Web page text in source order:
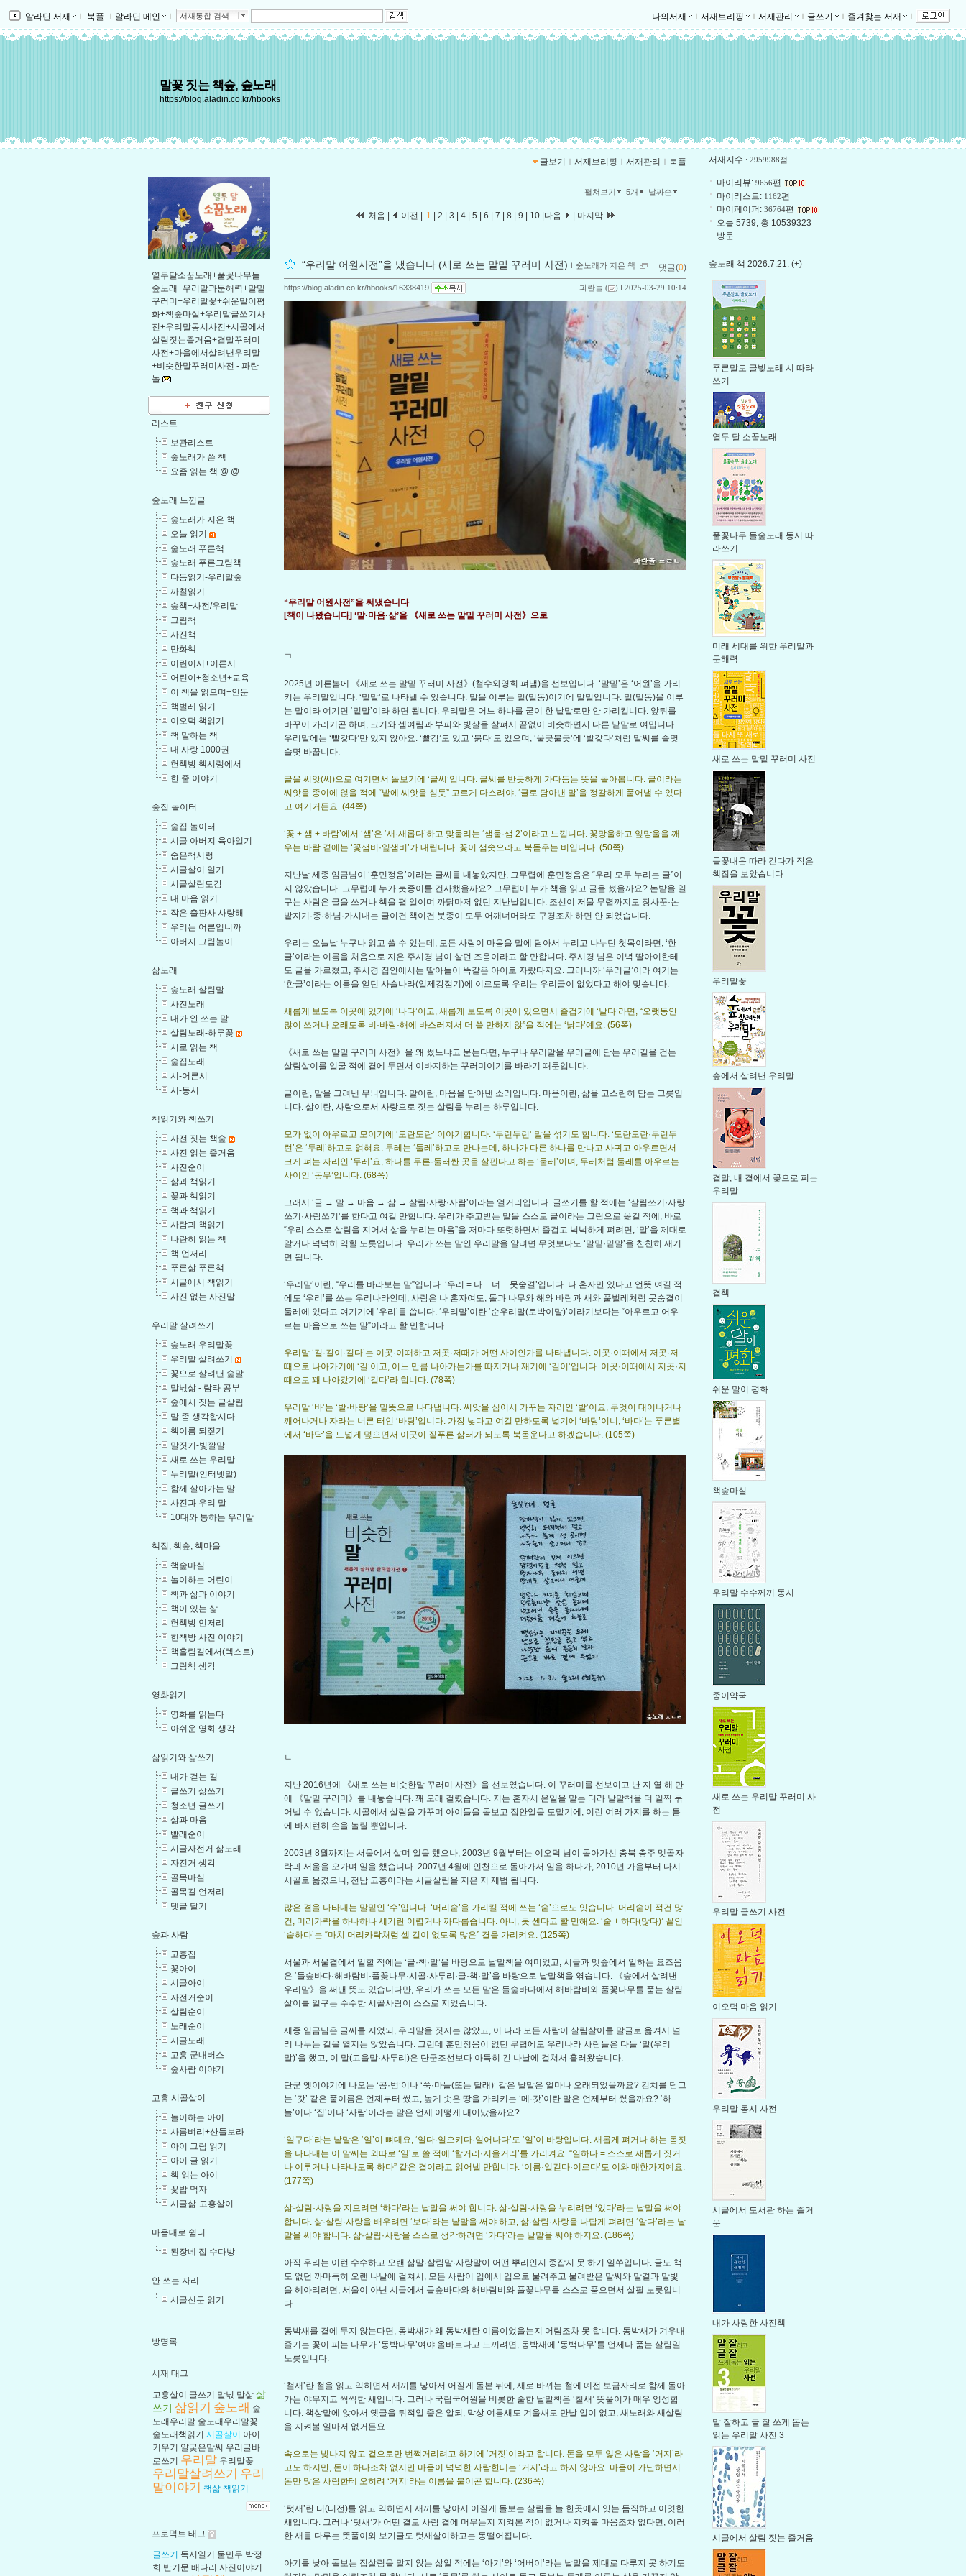
알라딘 서재 ｌ 북플 ｌ 알라딘 메인 ｌ 서재통합 검색 나의서재 ｌ 서재브리핑 ｌ 서재관리 ｌ 글쓰기 ｌ 즐겨찾는 서재 ｌ
말꽃 짓는 책숲, 숲노래
https://blog.aladin.co.kr/hbooks
글보기 ｌ 서재브리핑 ｌ 서재관리 ｌ 북플
열두달소꿉노래+풀꽃나무들
숲노래+우리말과문해력+말밑
꾸러미+우리말꽃+쉬운말이평
화+책숲마실+우리말글쓰기사
전+우리말동시사전+시골에서
살림짓는즐거움+겹말꾸러미
사전+마을에서살려낸우리말
+비슷한말꾸러미사전 - 파란
놀
리스트
보관리스트
숲노래가 쓴 책
요즘 읽는 책 @.@
숲노래 느낌글
숲노래가 지은 책
오늘 읽기
숲노래 푸른책
숲노래 푸른그림책
다듬읽기-우리말숲
까칠읽기
숲책+사전/우리말
그림책
사진책
만화책
어린이시+어른시
어린이+청소년+교육
이 책을 읽으며+인문
책벌레 읽기
이오덕 책읽기
책 말하는 책
내 사랑 1000권
헌책방 책시렁에서
한 줄 이야기
숲집 놀이터
숲집 놀이터
시골 아버지 육아일기
숨은책시렁
시골살이 일기
시골살림도감
내 마음 읽기
작은 출판사 사랑해
우리는 어른입니까
아버지 그림놀이
삶노래
숲노래 살림말
사진노래
내가 안 쓰는 말
살림노래-하루꽃
시로 읽는 책
숲집노래
시-어른시
시-동시
책읽기와 책쓰기
사전 짓는 책숲
사진 읽는 즐거움
사진순이
삶과 책읽기
꽃과 책읽기
책과 책읽기
사람과 책읽기
나란히 읽는 책
책 언저리
푸른삶 푸른책
시골에서 책읽기
사진 없는 사진말
우리말 살려쓰기
숲노래 우리말꽃
우리말 살려쓰기
꽃으로 살려낸 숲말
말넋삶 - 람타 공부
숲에서 짓는 글살림
말 좀 생각합시다
책이름 되짚기
말짓기-빛깔말
새로 쓰는 우리말
누리말(인터넷말)
함께 살아가는 말
사진과 우리 말
10대와 통하는 우리말
책집, 책숲, 책마을
책숲마실
놀이하는 어린이
책과 삶과 이야기
책이 있는 삶
헌책방 언저리
헌책방 사진 이야기
책홀림길에서(텍스트)
그림책 생각
영화읽기
영화를 읽는다
아쉬운 영화 생각
삶읽기와 삶쓰기
내가 걷는 길
글쓰기 삶쓰기
청소년 글쓰기
삶과 마음
빨래순이
시골자전거 삶노래
자전거 생각
골목마실
골목길 언저리
댓글 달기
숲과 사람
고흥집
꽃아이
시골아이
자전거순이
살림순이
노래순이
시골노래
고흥 군내버스
숲사람 이야기
고흥 시골살이
놀이하는 아이
사름벼리+산들보라
아이 그림 읽기
아이 글 읽기
책 읽는 아이
꽃밥 먹자
시골삶-고흥살이
마음대로 쉼터
된장네 집 수다방
안 쓰는 자리
시골신문 읽기
방명록
서재 태그
고흥살이 글쓰기 말넋 말삶 삶
쓰기 삶읽기 숲노래 숲
노래우리말 숲노래우리말꽃
숲노래책읽기 시골살이
아이
키우기
얄궂은말씨 우리글바
로쓰기
우리말 우리말꽃
우리말살려쓰기
우리
말이야기
책삶 책읽기
프로덕트 태그
글쓰기 독서일기 물만두 박정
희 반기문 배다리 사진이야기
펼쳐보기 5개 날짜순
처음 | 이전 | 1 2 3 4 5 6 7 8 9 10 다음 마지막
“우리말 어원사전”을 냈습니다 (새로 쓰는 말밑 꾸러미 사전) ｌ 숲노래가 지은 책 댓글(0)
파란놀 ( ) l 2025-03-29 10:14
https://blog.aladin.co.kr/hbooks/16338419
“우리말 어원사전”을 써냈습니다
[책이 나왔습니다] ‘말·마음·삶’을 《새로 쓰는 말밑 꾸러미 사전》으로
ㄱ
2025년 이른봄에 《새로 쓰는 말밑 꾸러미 사전》(철수와영희 펴냄)을 선보입니다. ‘말밑’은 ‘어원’을 가리
키는 우리말입니다. ‘밑말’로 나타낼 수 있습니다. 말을 이루는 밑(밑동)이기에 말밑입니다. 밑(밑동)을 이루
는 말이라 여기면 ‘밑말’이라 하면 됩니다. 우리말은 어느 하나를 굳이 한 낱말로만 안 가리킵니다. 앞뒤를
바꾸어 가리키곤 하며, 크기와 셈여림과 부피와 빛살을 살펴서 끝없이 비슷하면서 다른 낱말로 여밉니다.
우리말에는 ‘빨갛다’만 있지 않아요. ‘빨강’도 있고 ‘붉다’도 있으며, ‘울긋불긋’에 ‘발갛다’처럼 말씨를 슬몃
슬몃 바꿉니다.
글을 씨앗(씨)으로 여기면서 돌보기에 ‘글씨’입니다. 글씨를 반듯하게 가다듬는 뜻을 돌아봅니다. 글이라는
씨앗을 종이에 얹을 적에 “밭에 씨앗을 심듯” 고르게 다스려야, ‘글로 담아낸 말’을 정갈하게 풀어낼 수 있다
고 여기거든요. (44쪽)
‘꽃 + 샘 + 바람’에서 ‘샘’은 ‘새·새롭다’하고 맞물리는 ‘샘물·샘 2’이라고 느낍니다. 꽃망울하고 잎망울을 깨
우는 바람 곁에는 ‘꽃샘비·잎샘비’가 내립니다. 꽃이 샘솟으라고 북돋우는 비입니다. (50쪽)
지난날 세종 임금님이 ‘훈민정음’이라는 글씨를 내놓았지만, 그무렵에 훈민정음은 “우리 모두 누리는 글”이
지 않았습니다. 그무렵에 누가 붓종이를 건사했을까요? 그무렵에 누가 책을 읽고 글을 썼을까요? 논밭을 일
구는 사람은 글을 쓰거나 책을 펼 일이며 까닭마저 없던 지난날입니다. 조선이 저물 무렵까지도 장사꾼·논
밭지기·종·하님·가시내는 글이건 책이건 붓종이 모두 어깨너머라도 구경조차 하면 안 되었습니다.
우리는 오늘날 누구나 읽고 쓸 수 있는데, 모든 사람이 마음을 말에 담아서 누리고 나누던 첫목이라면, ‘한
글’이라는 이름을 처음으로 지은 주시경 님이 살던 즈음이라고 할 만합니다. 주시경 님은 이녁 딸아이한테
도 글을 가르쳤고, 주시경 집안에서는 딸아들이 똑같은 아이로 자랐다지요. 그러니까 ‘우리글’이라 여기는
‘한글’이라는 이름을 얻던 사슬나라(일제강점기)에 이르도록 우리는 우리글이 없었다고 해야 맞습니다.
새롭게 보도록 이곳에 있기에 ‘나다’이고, 새롭게 보도록 이곳에 있으면서 즐겁기에 ‘날다’라면, “오랫동안
많이 쓰거나 오래도록 비·바람·해에 바스러져서 더 쓸 만하지 않”을 적에는 ‘낡다’예요. (56쪽)
《새로 쓰는 말밑 꾸러미 사전》을 왜 썼느냐고 묻는다면, 누구나 우리말을 우리글에 담는 우리길을 걷는
살림살이를 일굴 적에 곁에 두면서 이바지하는 꾸러미이기를 바라기 때문입니다.
글이란, 말을 그려낸 무늬입니다. 말이란, 마음을 담아낸 소리입니다. 마음이란, 삶을 고스란히 담는 그릇입
니다. 삶이란, 사람으로서 사랑으로 짓는 살림을 누리는 하루입니다.
모가 없이 아우르고 모이기에 ‘도란도란’ 이야기합니다. ‘두런두런’ 말을 섞기도 합니다. ‘도란도란·두런두
런’은 ‘두레’하고도 얽혀요. 두레는 ‘둘레’하고도 만나는데, 하나가 다른 하나를 만나고 사귀고 아우르면서
크게 펴는 자리인 ‘두레’요, 하나를 두른·둘러싼 곳을 살핀다고 하는 ‘둘레’이며, 두레처럼 둘레를 아우르는
사이인 ‘동무’입니다. (68쪽)
그래서 ‘글 → 말 → 마음 → 삶 → 살림·사랑·사람’이라는 얼거리입니다. 글쓰기를 할 적에는 ‘살림쓰기·사랑
쓰기·사람쓰기’를 한다고 여길 만합니다. 우리가 주고받는 말을 스스로 글이라는 그림으로 옮길 적에, 바로
“우리 스스로 살림을 지어서 삶을 누리는 마음”을 저마다 또렷하면서 즐겁고 넉넉하게 펴려면, ‘말’을 제대로
알거나 넉넉히 익힐 노릇입니다. 우리가 쓰는 말인 우리말을 알려면 무엇보다도 ‘말밑·밑말’을 찬찬히 새기
면 됩니다.
‘우리말’이란, “우리를 바라보는 말”입니다. ‘우리 = 나 + 너 + 뭇숨결’입니다. 나 혼자만 있다고 언뜻 여길 적
에도 ‘우리’를 쓰는 우리나라인데, 사람은 나 혼자여도, 돌과 나무와 해와 바람과 새와 풀벌레처럼 뭇숨결이
둘레에 있다고 여기기에 ‘우리’를 씁니다. ‘우리말’이란 ‘순우리말(토박이말)’이라기보다는 “아우르고 어우
르는 마음으로 쓰는 말”이라고 할 만합니다.
우리말 ‘길·길이·길다’는 이곳·이때하고 저곳·저때가 어떤 사이인가를 나타냅니다. 이곳·이때에서 저곳·저
때으로 나아가기에 ‘길’이고, 어느 만큼 나아가는가를 따지거나 재기에 ‘길이’입니다. 이곳·이때에서 저곳·저
때으로 꽤 나아갔기에 ‘길다’라 합니다. (78쪽)
우리말 ‘바’는 ‘밭·바탕’을 밑뜻으로 나타냅니다. 씨앗을 심어서 가꾸는 자리인 ‘밭’이요, 무엇이 태어나거나
깨어나거나 자라는 너른 터인 ‘바탕’입니다. 가장 낮다고 여길 만하도록 넓기에 ‘바탕’이니, ‘바다’는 푸른별
에서 ‘바닥’을 드넓게 덮으면서 이곳이 짙푸른 삶터가 되도록 북돋운다고 하겠습니다. (105쪽)
ㄴ
지난 2016년에 《새로 쓰는 비슷한말 꾸러미 사전》을 선보였습니다. 이 꾸러미를 선보이고 난 지 열 해 만
에 《말밑 꾸러미》를 내놓습니다. 꽤 오래 걸렸습니다. 저는 혼자서 온일을 맡는 터라 낱말책을 더 일찍 묶
어낼 수 없습니다. 시골에서 살림을 가꾸며 아이들을 돌보고 집안일을 도맡기에, 이런 여러 가지를 하는 틈
에 바지런히 손을 놀릴 뿐입니다.
2003년 8월까지는 서울에서 살며 일을 했으나, 2003년 9월부터는 이오덕 님이 돌아가신 충북 충주 멧골자
락과 서울을 오가며 일을 했습니다. 2007년 4월에 인천으로 돌아가서 일을 하다가, 2010년 가을부터 다시
시골로 옮겼으니, 전남 고흥이라는 시골살림을 지은 지 제법 됩니다.
많은 결을 나타내는 말밑인 ‘수’입니다. ‘머리숱’을 가리킬 적에 쓰는 ‘숱’으로도 잇습니다. 머리숱이 적건 많
건, 머리카락을 하나하나 세기란 어렵거나 까다롭습니다. 아니, 못 센다고 할 만해요. ‘숱 + 하다(많다)’ 꼴인
‘숱하다’는 “마치 머리카락처럼 셀 길이 없도록 많은” 결을 가리켜요. (125쪽)
서울과 서울곁에서 일할 적에는 ‘글·책·말’을 바탕으로 낱말책을 여미었고, 시골과 멧슾에서 일하는 요즈음
은 ‘들숲바다·해바람비·풀꽃나무·시골·사투리·글·책·말’을 바탕으로 낱말책을 엮습니다. 《숲에서 살려낸
우리말》을 써낸 뜻도 있습니다만, 우리가 쓰는 모든 말은 들숲바다에서 해바람비와 풀꽃나무를 품는 살림
살이를 일구는 수수한 시골사람이 스스로 지었습니다.
세종 임금님은 글씨를 지었되, 우리말을 짓지는 않았고, 이 나라 모든 사람이 살림살이를 말글로 옮겨서 널
리 나누는 길을 열지는 않았습니다. 그런데 훈민정음이 없던 무렵에도 우리나라 사람들은 다들 ‘말(우리
말)’을 했고, 이 말(고을말·사투리)은 단군조선보다 아득히 긴 나날에 걸쳐서 흘러왔습니다.
단군 옛이야기에 나오는 ‘곰·범’이나 ‘쑥·마늘(또는 달래)’ 같은 낱말은 얼마나 오래되었을까요? 김치를 담그
는 ‘갓’ 같은 풀이름은 언제부터 썼고, 높게 솟은 땅을 가리키는 ‘메·갓’이란 말은 언제부터 썼을까요? ‘하
늘’이나 ‘집’이나 ‘사람’이라는 말은 언제 어떻게 태어났을까요?
‘일구다’라는 낱말은 ‘일’이 뼈대요, ‘일다·일으키다·일어나다’도 ‘일’이 바탕입니다. 새롭게 펴거나 하는 몸짓
을 나타내는 이 말씨는 외따로 ‘일’로 쓸 적에 ‘할거리·지을거리’를 가리켜요. “일하다 = 스스로 새롭게 짓거
나 이루거나 나타나도록 하다” 같은 결이라고 읽어낼 만합니다. ‘이름·일컫다·이르다’도 이와 매한가지예요.
(177쪽)
삶·살림·사랑을 지으려면 ‘하다’라는 낱말을 써야 합니다. 삶·살림·사랑을 누리려면 ‘있다’라는 낱말을 써야
합니다. 삶·살림·사랑을 배우려면 ‘보다’라는 낱말을 써야 하고, 삶·살림·사랑을 나답게 펴려면 ‘알다’라는 낱
말을 써야 합니다. 삶·살림·사랑을 스스로 생각하려면 ‘가다’라는 낱말을 써야 하지요. (186쪽)
아직 우리는 이런 수수하고 오랜 삶말·살림말·사랑말이 어떤 뿌리인지 종잡지 못 하기 일쑤입니다. 글도 책
도 없던 까마득히 오랜 나날에 걸쳐서, 모든 사람이 입에서 입으로 물려주고 물려받은 말씨와 말결과 말빛
을 헤아리려면, 서울이 아닌 시골에서 들숲바다와 해바람비와 풀꽃나무를 스스로 품으면서 살필 노릇입니
다.
동박새를 곁에 두지 않는다면, 동박새가 왜 동박새란 이름이었을는지 어림조차 못 합니다. 동박새가 겨우내
즐기는 꽃이 피는 나무가 ‘동박나무’여야 올바르다고 느끼려면, 동박새에 ‘동백나무’를 언제나 품는 살림일
노릇입니다.
‘철새’란 철을 읽고 익히면서 새끼를 낳아서 어질게 돌본 뒤에, 새로 바뀌는 철에 예전 보금자리로 함께 돌아
가는 야무지고 씩씩한 새입니다. 그러나 국립국어원을 비롯한 숱한 낱말책은 ‘철새’ 뜻풀이가 매우 엉성합
니다. 책상맡에 앉아서 옛글을 뒤적일 줄은 알되, 막상 여름새도 겨울새도 만날 일이 없고, 새노래와 새살림
을 지켜볼 일마저 없거든요.
속으로는 빛나지 않고 겉으로만 번쩍거리려고 하기에 ‘거짓’이라고 합니다. 돈을 모두 잃은 사람을 ‘거지’라
고도 하지만, 돈이 하나조차 없지만 마음이 넉넉한 사람한테는 ‘거지’라고 하지 않아요. 마음이 가난하면서
돈만 많은 사람한테 오히려 ‘거지’라는 이름을 붙이곤 합니다. (236쪽)
‘텃새’란 터(터전)를 읽고 익히면서 새끼를 낳아서 어질게 돌보는 살림을 늘 한곳에서 잇는 듬직하고 어엿한
새입니다. 그러나 ‘텃새’가 어떤 결로 사람 곁에 머무는지 지켜본 적이 없거나 지켜볼 마음조차 없다면, 이러
한 새를 다루는 뜻풀이와 보기글도 텃새살이하고는 동떨어집니다.
아기를 낳아 돌보는 집살림을 맡지 않는 삶일 적에는 ‘아기’와 ‘어버이’라는 낱말을 제대로 다루지 못 하기도
서재지수 : 2959988점
마이리뷰: 9656편
마이리스트: 1162편
마이페이퍼: 36764편
오늘 5739, 총 10539323
방문
숲노래 책 2026.7.21. (+)
푸른말로 글빛노래 시 따라
쓰기
열두 달 소꿉노래
풀꽃나무 들숲노래 동시 따
라쓰기
미래 세대를 위한 우리말과
문해력
새로 쓰는 말밑 꾸러미 사전
들꽃내음 따라 걷다가 작은
책집을 보았습니다
우리말꽃
숲에서 살려낸 우리말
곁말, 내 곁에서 꽃으로 피는
우리말
곁책
쉬운 말이 평화
책숲마실
우리말 수수께끼 동시
종이약국
새로 쓰는 우리말 꾸러미 사
전
우리말 글쓰기 사전
이오덕 마음 읽기
우리말 동시 사전
시골에서 도서관 하는 즐거
움
내가 사랑한 사진책
말 잘하고 글 잘 쓰게 돕는
읽는 우리말 사전 3
시골에서 살림 짓는 즐거움